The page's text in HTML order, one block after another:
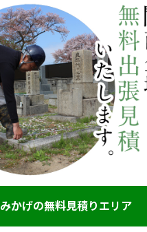
みかげの無料見積りエリア